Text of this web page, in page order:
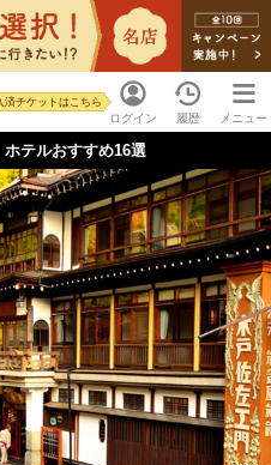
ログイン
済チケットはこちら
履歴 メニュー
テルおすすめ16選